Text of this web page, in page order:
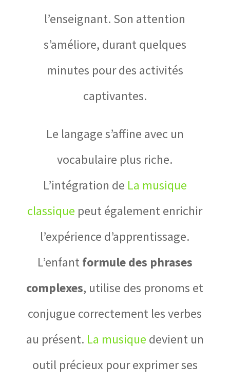
l’enseignant. Son attention
s’améliore, durant quelques
minutes pour des activités
captivantes.
Le langage s’affine avec un
vocabulaire plus riche.
L’intégration de La musique
classique peut également enrichir
l’expérience d’apprentissage.
L’enfantformule des phrases
complexes, utilise des pronoms et
conjugue correctement les verbes
au présent. La musique devient un
outil précieux pour exprimer ses